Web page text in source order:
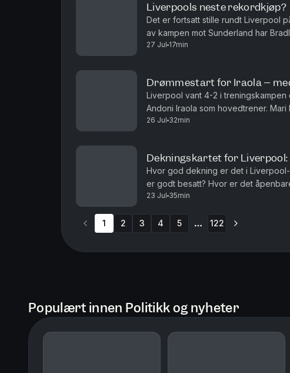
Liverpools neste rekordkjøp?
Det er fortsatt stille rundt Liverpool
av kampen mot Sunderland har
Bessesen og Arild Skjæveland
27 Jul 17min
Drømmestart for Iraola –
Liverpool vant 4-2 i
Andoni Iraola som hovedtrener.
med seg kampen på GEODIS Park.
26 Jul 32min
Dekningskartet for
Hvor god dekning er det i
er godt besatt? Hvor er det
vi gjennom Liverpool-troppen lagdel
23 Jul 35min
1 2 3 4 5 122
Populært innen Politikk og nyheter